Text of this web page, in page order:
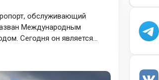
обслуживающий
Международным
Сегодня он является